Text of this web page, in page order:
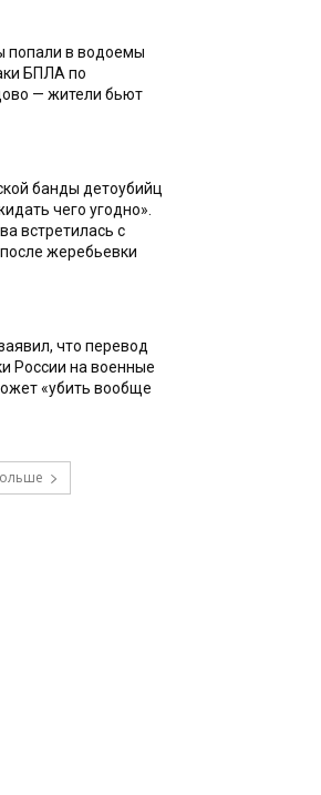
попали в водоемы
БПЛА по
— жители бьют
банды детоубийц
чего угодно».
встретилась с
жеребьевки
что перевод
России на военные
«убить вообще